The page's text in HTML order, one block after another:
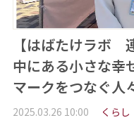
【はばたけラボ
中にある小さな幸
マークをつなぐ人
2025.03.26 10:00 くらし